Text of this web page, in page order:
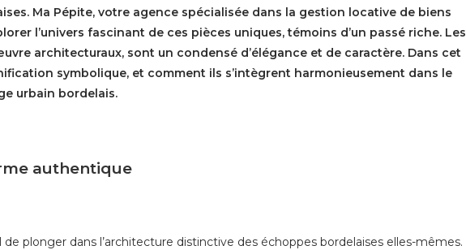
Ma Pépite, votre agence spécialisée dans la gestion locative de biens
l’univers fascinant de ces pièces uniques, témoins d’un passé riche. Les
architecturaux, sont un condensé d’élégance et de caractère. Dans cet
symbolique, et comment ils s’intègrent harmonieusement dans le
urbain bordelais.
authentique
plonger dans l’architecture distinctive des échoppes bordelaises elles-mêmes.